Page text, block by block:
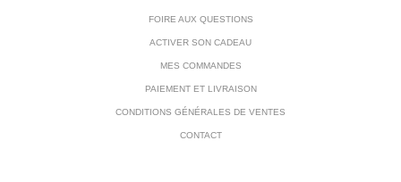
FOIRE AUX QUESTIONS
ACTIVER SON CADEAU
MES COMMANDES
PAIEMENT ET LIVRAISON
CONDITIONS GÉNÉRALES DE VENTES
CONTACT